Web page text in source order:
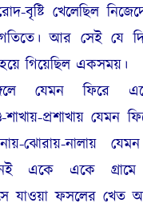
বৃষ্টি খেলেছিল
আর সেই যে
গিয়েছিল একসময়।
যেমন ফিরে
শাখায়-প্রশাখায়
ঝোরায়-নালায়
একে একে গ্রামে
যাওয়া ফসলের খেত